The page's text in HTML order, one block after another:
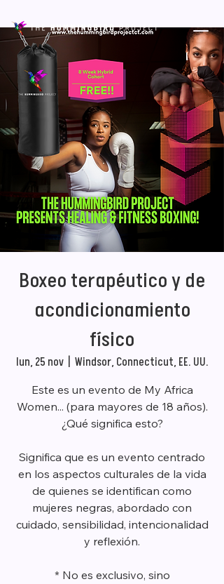
Boxeo terapéutico y de
acondicionamiento
físico
lun, 25 nov
  |
Windsor, Connecticut, EE. UU.
Este es un evento de My Africa
Women... (para mayores de 18 años).
¿Qué significa esto?
Significa que es un evento centrado
en los aspectos culturales de la vida
de quienes se identifican como
mujeres negras, abordado con
cuidado, sensibilidad, intencionalidad
y reflexión.
* No es exclusivo, sino